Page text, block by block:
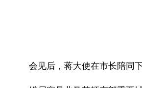
会见后，蒋大使在市长陪同